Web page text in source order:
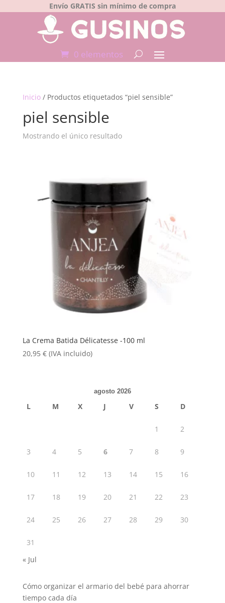
Envío GRATIS sin mínimo de compra
0 elementos
Inicio/ Productos etiquetados “piel sensible”
piel sensible
Mostrando el único resultado
La Crema Batida Délicatesse -100 ml
20,95 € (IVA incluido)
agosto 2026
L M X J V S D
1 2
3 4 5 6 7 8 9
10 11 12 13 14 15 16
17 18 19 20 21 22 23
24 25 26 27 28 29 30
31
« Jul
Cómo organizar el armario del bebé para ahorrar
tiempo cada día